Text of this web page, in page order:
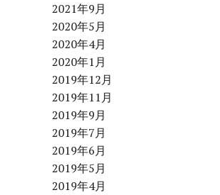
2021年9月
2020年5月
2020年4月
2020年1月
2019年12月
2019年11月
2019年9月
2019年7月
2019年6月
2019年5月
2019年4月